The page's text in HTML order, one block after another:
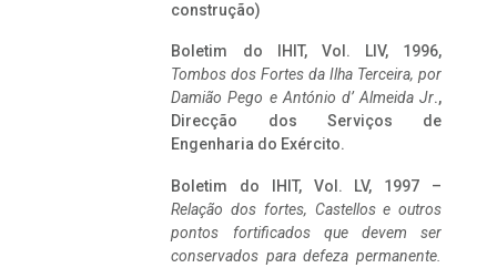
construção)
Boletim do IHIT, Vol. LIV, 1996,
Tombos dos Fortes da Ilha Terceira, por
Damião Pego e António d’ Almeida Jr.,
Direcção dos Serviços de
Engenharia do Exército.
Boletim do IHIT, Vol. LV, 1997 –
Relação dos fortes, Castellos e outros
pontos fortificados que devem ser
conservados para defeza permanente.